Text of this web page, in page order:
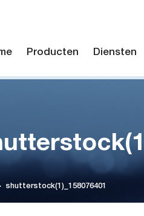
Producten Diensten
shutterstock(1)_158076401